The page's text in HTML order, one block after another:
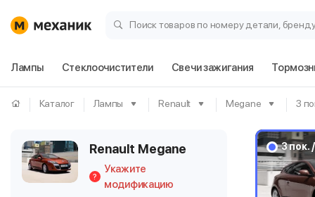
Поиск товаров по номеру детали,
Лампы Стеклоочистители Свечи зажигания
Каталог Лампы Renault Megane 3
Renault Megane
?
Укажите
модификацию
3 пок.